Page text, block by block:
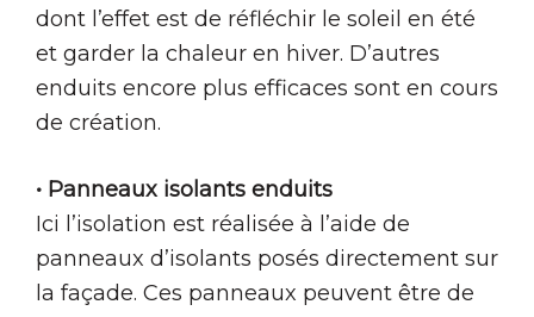
dont l’effet est de réfléchir le soleil en été
et garder la chaleur en hiver. D’autres
enduits encore plus efficaces sont en cours
de création.
• Panneaux isolants enduits
Ici l’isolation est réalisée à l’aide de
panneaux d’isolants posés directement sur
la façade. Ces panneaux peuvent être de